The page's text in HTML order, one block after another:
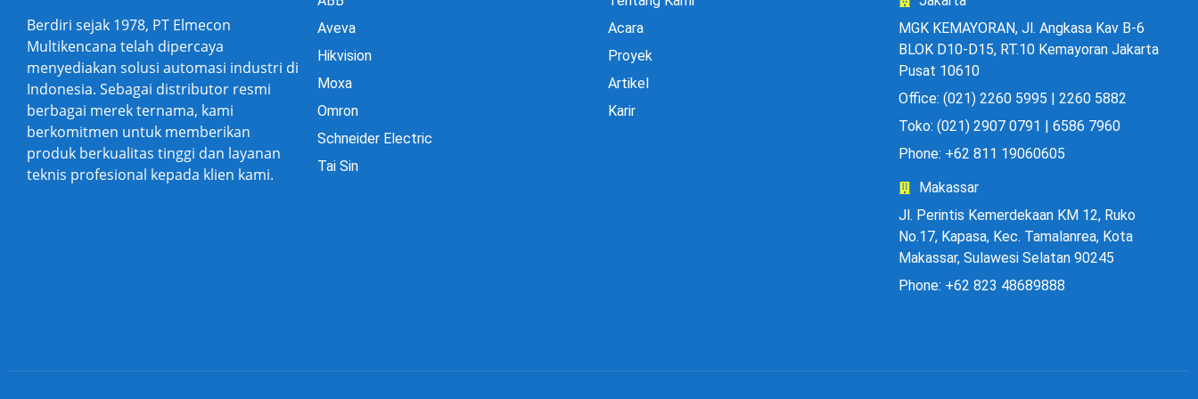
Berdiri sejak 1978, PT Elmecon
Multikencana telah dipercaya
menyediakan solusi automasi industri di
Indonesia. Sebagai distributor resmi
berbagai merek ternama, kami
berkomitmen untuk memberikan
produk berkualitas tinggi dan layanan
teknis profesional kepada klien kami.
Aveva
Hikvision
Moxa
Omron
Schneider Electric
Tai Sin
Acara
Proyek
Artikel
Karir
MGK KEMAYORAN, Jl. Angkasa Kav B-6
BLOK D10-D15, RT.10 Kemayoran Jakarta
Pusat 10610
Office: (021) 2260 5995 | 2260 5882
Toko: (021) 2907 0791 | 6586 7960
Phone: +62 811 19060605
Makassar
Jl. Perintis Kemerdekaan KM 12, Ruko
No.17, Kapasa, Kec. Tamalanrea, Kota
Makassar, Sulawesi Selatan 90245
Phone: +62 823 48689888